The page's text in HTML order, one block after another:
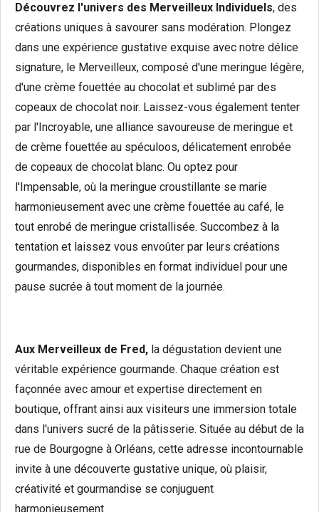
Découvrez l'univers des Merveilleux Individuels, des
créations uniques à savourer sans modération. Plongez
dans une expérience gustative exquise avec notre délice
signature, le Merveilleux, composé d'une meringue légère,
d'une crème fouettée au chocolat et sublimé par des
copeaux de chocolat noir. Laissez-vous également tenter
par l'Incroyable, une alliance savoureuse de meringue et
de crème fouettée au spéculoos, délicatement enrobée
de copeaux de chocolat blanc. Ou optez pour
l'Impensable, où la meringue croustillante se marie
harmonieusement avec une crème fouettée au café, le
tout enrobé de meringue cristallisée. Succombez à la
tentation et laissez vous envoûter par leurs créations
gourmandes, disponibles en format individuel pour une
pause sucrée à tout moment de la journée.
Aux Merveilleux de Fred, la dégustation devient une
véritable expérience gourmande. Chaque création est
façonnée avec amour et expertise directement en
boutique, offrant ainsi aux visiteurs une immersion totale
dans l'univers sucré de la pâtisserie. Située au début de la
rue de Bourgogne à Orléans, cette adresse incontournable
invite à une découverte gustative unique, où plaisir,
créativité et gourmandise se conjuguent
harmonieusement.